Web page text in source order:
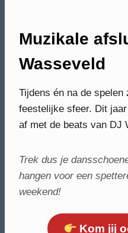
Muzikale
Wasseveld
Tijdens én na de spelen
feestelijke sfeer. Dit
af met de beats van DJ
Trek dus je
hangen voor een
weekend!
Kom jij